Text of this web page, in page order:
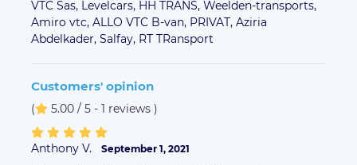
VTC Sas, Levelcars, HH TRANS, Weelden-transports,
Amiro vtc, ALLO VTC B-van, PRIVAT, Aziria
Abdelkader, Salfay, RT TRansport
Customers' opinion
( 5.00 / 5 - 1 reviews )
Anthony V. September 1, 2021